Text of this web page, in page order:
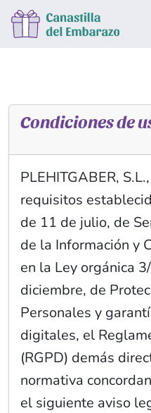
Condiciones de
PLEHITGABER,
requisitos
de 11 de julio, de
de la Información y
en la Ley orgánica
diciembre, de
Personales y
digitales, el
(RGPD) demás
normativa
el siguiente aviso